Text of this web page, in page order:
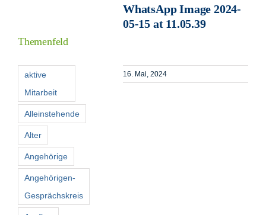
Kontakt
Suche
nach:
WhatsApp Image 2024-
05-15 at 11.05.39
16. Mai, 2024
Themenfeld
aktive
Mitarbeit
Alleinstehende
Alter
Angehörige
Angehörigen-
Gesprächskreis